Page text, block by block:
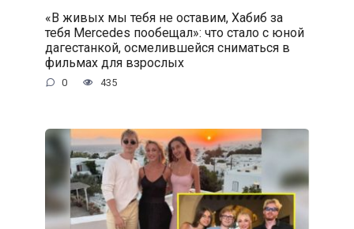
«В живых мы тебя не оставим, Хабиб за
тебя Mercedes пообещал»: что стало с юной
дагестанкой, осмелившейся сниматься в
фильмах для взрослых
0 435